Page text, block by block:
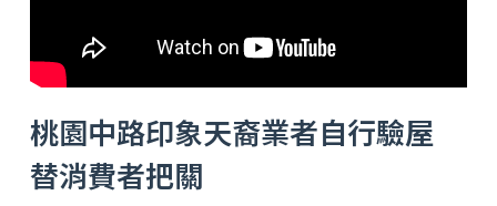
桃園中路印象天裔業者自行驗屋
替消費者把關